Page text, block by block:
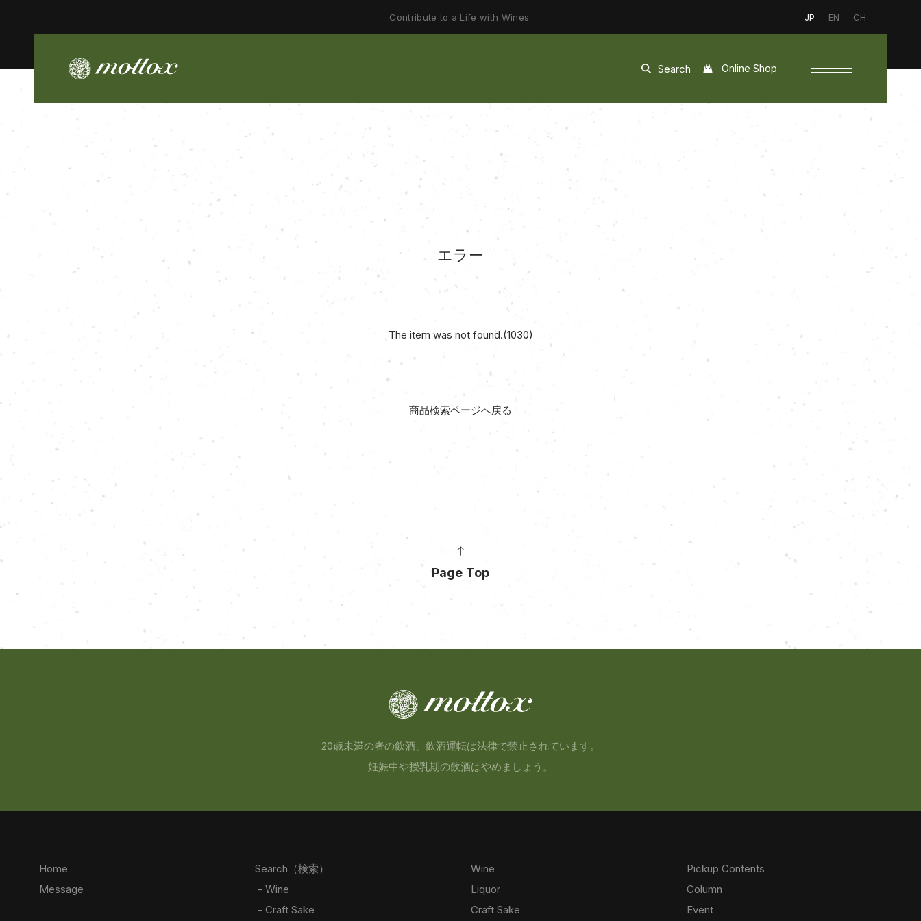
Contribute to a Life with Wines. JP EN CH
Search Online Shop
エラー
The item was not found.(1030)
商品検索ページへ戻る
Page Top
20歳未満の者の飲酒、飲酒運転は法律で禁止されています。
妊娠中や授乳期の飲酒はやめましょう。
Home
Message
Search（検索）
- Wine
- Craft Sake
Wine
Liquor
Craft Sake
Pickup Contents
Column
Event